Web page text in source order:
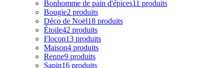
Bonhomme de pain d'épices11 produits
Bougie2 produits
Déco de Noël18 produits
Étoile42 produits
Flocon13 produits
Maison4 produits
Renne9 produits
Sapin16 produits